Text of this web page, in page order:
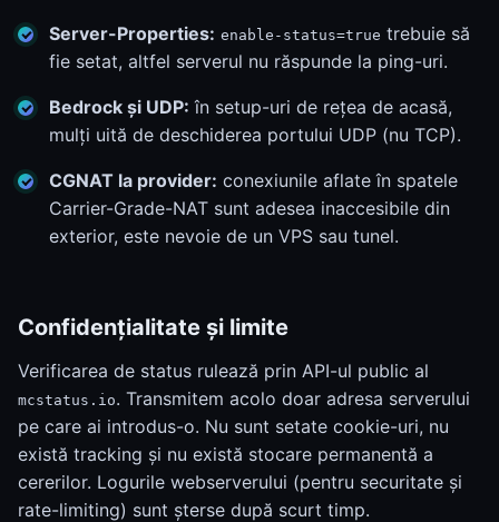
Server-Properties: enable-status=true trebuie să
fie setat, altfel serverul nu răspunde la ping-uri.
Bedrock și UDP: în setup-uri de rețea de acasă,
mulți uită de deschiderea portului UDP (nu TCP).
CGNAT la provider: conexiunile aflate în spatele
Carrier-Grade-NAT sunt adesea inaccesibile din
exterior, este nevoie de un VPS sau tunel.
Confidențialitate și limite
Verificarea de status rulează prin API-ul public al
mcstatus.io. Transmitem acolo doar adresa serverului
pe care ai introdus-o. Nu sunt setate cookie-uri, nu
există tracking și nu există stocare permanentă a
cererilor. Logurile webserverului (pentru securitate și
rate-limiting) sunt șterse după scurt timp.